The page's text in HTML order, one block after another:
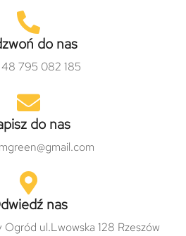
do nas
795 082 185
do nas
nas
ul.Lwowska 128 Rzeszów